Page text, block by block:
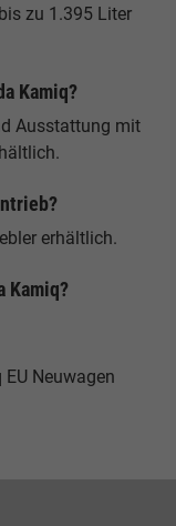
zu 1.395 Liter
Kamiq?
Ausstattung mit
erhältlich.
Kamiq?
Neuwagen